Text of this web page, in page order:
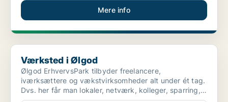
Mere info
Værksted i Ølgod
Værksted i Ølgod
Ølgod ErhvervsPark tilbyder freelancere,
iværksættere og vækstvirksomheder alt under ét tag.
Dvs. her får man lokaler, netværk, kolleger, sparring,
hjælp til...